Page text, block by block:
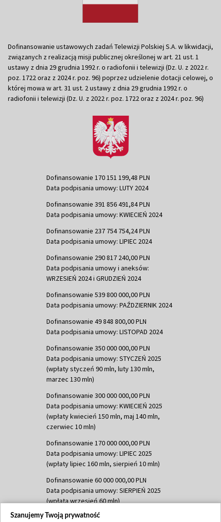
Dofinansowanie ustawowych zadań Telewizji Polskiej S.A. w likwidacji,
związanych z realizacją misji publicznej określonej w art. 21 ust. 1
ustawy z dnia 29 grudnia 1992 r. o radiofonii i telewizji (Dz. U. z 2022 r.
poz. 1722 oraz z 2024 r. poz. 96) poprzez udzielenie dotacji celowej, o
której mowa w art. 31 ust. 2 ustawy z dnia 29 grudnia 1992 r. o
radiofonii i telewizji (Dz. U. z 2022 r. poz. 1722 oraz z 2024 r. poz. 96)
Dofinansowanie 170 151 199,48 PLN
Data podpisania umowy: LUTY 2024
Dofinansowanie 391 856 491,84 PLN
Data podpisania umowy: KWIECIEŃ 2024
Dofinansowanie 237 754 754,24 PLN
Data podpisania umowy: LIPIEC 2024
Dofinansowanie 290 817 240,00 PLN
Data podpisania umowy i aneksów:
WRZESIEŃ 2024 i GRUDZIEŃ 2024
Dofinansowanie 539 800 000,00 PLN
Data podpisania umowy: PAŹDZIERNIK 2024
Dofinansowanie 49 848 800,00 PLN
Data podpisania umowy: LISTOPAD 2024
Dofinansowanie 350 000 000,00 PLN
Data podpisania umowy: STYCZEŃ 2025
(wpłaty styczeń 90 mln, luty 130 mln,
marzec 130 mln)
Dofinansowanie 300 000 000,00 PLN
Data podpisania umowy: KWIECIEŃ 2025
(wpłaty kwiecień 150 mln, maj 140 mln,
czerwiec 10 mln)
Dofinansowanie 170 000 000,00 PLN
Data podpisania umowy: LIPIEC 2025
(wpłaty lipiec 160 mln, sierpień 10 mln)
Dofinansowanie 60 000 000,00 PLN
Data podpisania umowy: SIERPIEŃ 2025
(wpłata wrzesień 60 mln)
Dofinansowanie 635 783 051,21 PLN
Szanujemy Twoją prywatność